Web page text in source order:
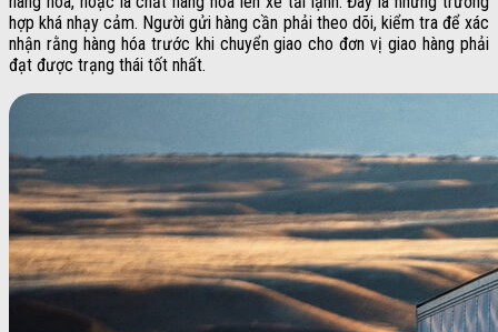
hợp khá nhạy cảm. Người gửi hàng cần phải theo dõi, kiểm tra để xác
nhận rằng hàng hóa trước khi chuyển giao cho đơn vị giao hàng phải
đạt được trạng thái tốt nhất.